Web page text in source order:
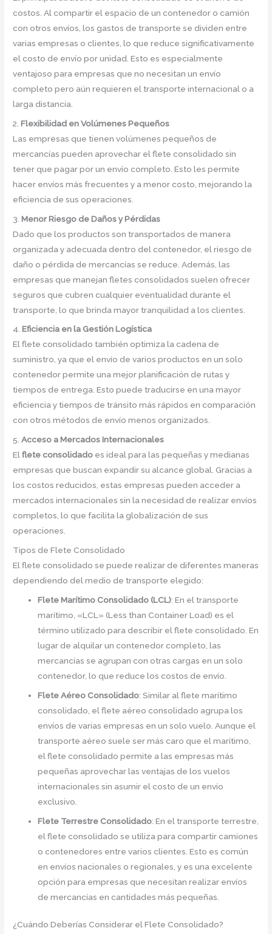
costos. Al compartir el espacio de un contenedor o camión
con otros envíos, los gastos de transporte se dividen entre
varias empresas o clientes, lo que reduce significativamente
el costo de envío por unidad. Esto es especialmente
ventajoso para empresas que no necesitan un envío
completo pero aún requieren el transporte internacional o a
larga distancia.
2.Flexibilidad en Volúmenes Pequeños
Las empresas que tienen volúmenes pequeños de
mercancías pueden aprovechar el flete consolidado sin
tener que pagar por un envío completo. Esto les permite
hacer envíos más frecuentes y a menor costo, mejorando la
eficiencia de sus operaciones.
3.Menor Riesgo de Daños y Pérdidas
Dado que los productos son transportados de manera
organizada y adecuada dentro del contenedor, el riesgo de
daño o pérdida de mercancías se reduce. Además, las
empresas que manejan fletes consolidados suelen ofrecer
seguros que cubren cualquier eventualidad durante el
transporte, lo que brinda mayor tranquilidad a los clientes.
4.Eficiencia en la Gestión Logística
El flete consolidado también optimiza la cadena de
suministro, ya que el envío de varios productos en un solo
contenedor permite una mejor planificación de rutas y
tiempos de entrega. Esto puede traducirse en una mayor
eficiencia y tiempos de tránsito más rápidos en comparación
con otros métodos de envío menos organizados.
5.Acceso a Mercados Internacionales
Elflete consolidado es ideal para las pequeñas y medianas
empresas que buscan expandir su alcance global. Gracias a
los costos reducidos, estas empresas pueden acceder a
mercados internacionales sin la necesidad de realizar envíos
completos, lo que facilita la globalización de sus
operaciones.
Tipos de Flete Consolidado
El flete consolidado se puede realizar de diferentes maneras
dependiendo del medio de transporte elegido:
Flete Marítimo Consolidado (LCL): En el transporte
marítimo, «LCL» (Less than Container Load) es el
término utilizado para describir el flete consolidado. En
lugar de alquilar un contenedor completo, las
mercancías se agrupan con otras cargas en un solo
contenedor, lo que reduce los costos de envío.
Flete Aéreo Consolidado: Similar al flete marítimo
consolidado, el flete aéreo consolidado agrupa los
envíos de varias empresas en un solo vuelo. Aunque el
transporte aéreo suele ser más caro que el marítimo,
el flete consolidado permite a las empresas más
pequeñas aprovechar las ventajas de los vuelos
internacionales sin asumir el costo de un envío
exclusivo.
Flete Terrestre Consolidado: En el transporte terrestre,
el flete consolidado se utiliza para compartir camiones
o contenedores entre varios clientes. Esto es común
en envíos nacionales o regionales, y es una excelente
opción para empresas que necesitan realizar envíos
de mercancías en cantidades más pequeñas.
¿Cuándo Deberías Considerar el Flete Consolidado?